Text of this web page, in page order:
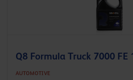
Q8 Formula Truck 7000 FE
AUTOMOTIVE